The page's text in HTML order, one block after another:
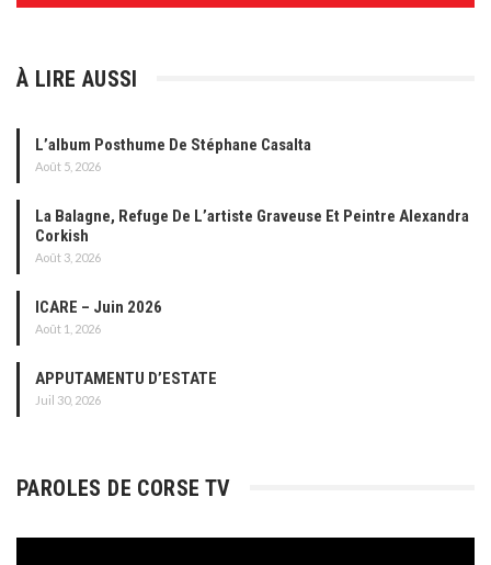
À LIRE AUSSI
L’album Posthume De Stéphane Casalta
Août 5, 2026
La Balagne, Refuge De L’artiste Graveuse Et Peintre Alexandra
Corkish
Août 3, 2026
ICARE – Juin 2026
Août 1, 2026
APPUTAMENTU D’ESTATE
Juil 30, 2026
PAROLES DE CORSE TV